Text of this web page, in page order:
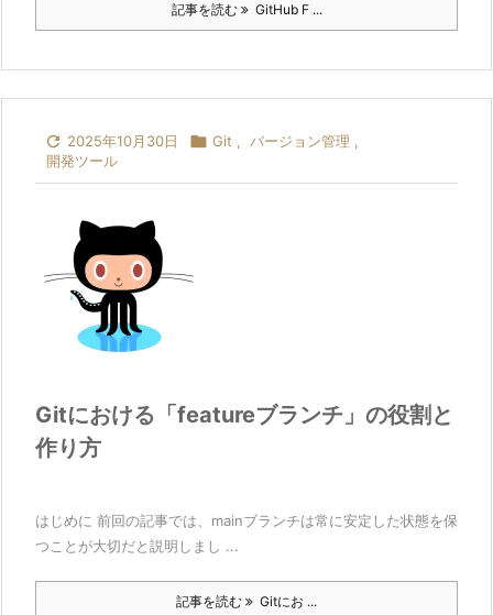
記事を読む GitHub F ...
 2025年10月30日  Git , バージョン管理 ,
開発ツール
Gitにおける「featureブランチ」の役割と
作り方
はじめに 前回の記事では、mainブランチは常に安定した状態を保
つことが大切だと説明しまし ...
記事を読む Gitにお ...